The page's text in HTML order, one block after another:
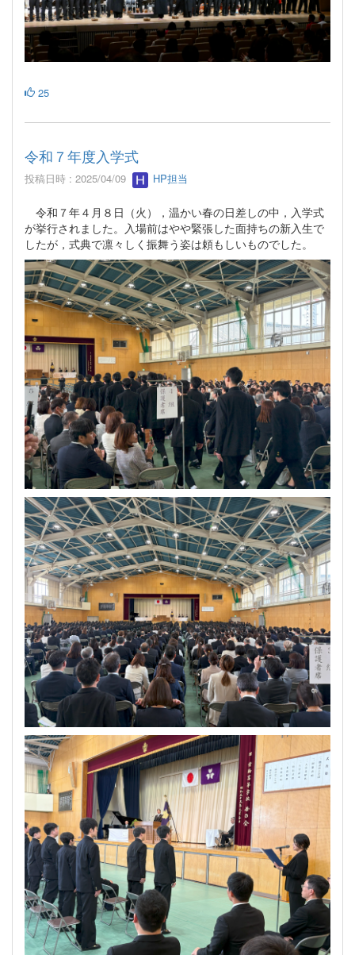
25
令和７年度入学式
投稿日時 : 2025/04/09 HP担当
令和７年４月８日（火），温かい春の日差しの中，入学式
が挙行されました。入場前はやや緊張した面持ちの新入生で
したが，式典で凛々しく振舞う姿は頼もしいものでした。